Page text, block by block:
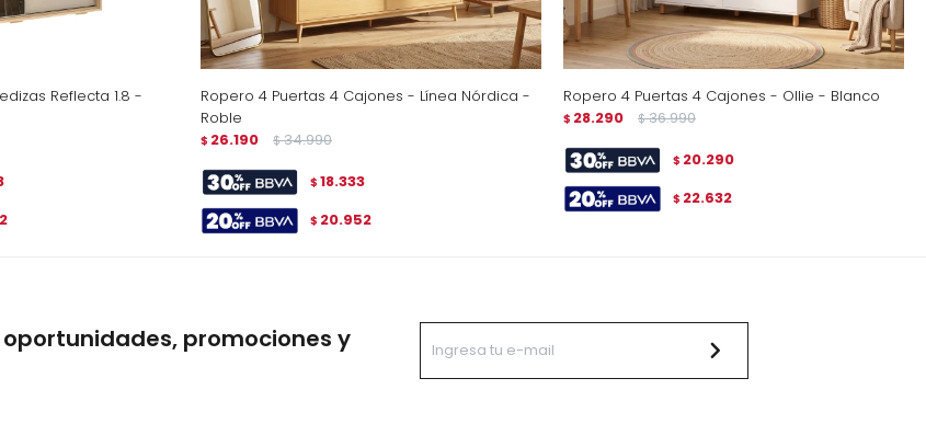
Reflecta 1.8 -
Ropero 4 Puertas 4 Cajones - Línea Nórdica -
Roble
$ 26.190 $ 34.990
$ 18.333
$ 20.952
Ropero 4 Puertas 4 Cajones - Ollie - Blanco
$ 28.290 $ 36.990
$ 20.290
$ 22.632
promociones y